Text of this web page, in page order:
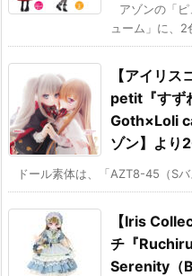
アゾンの「
ューム」に、
【アイリ
petit『すず
Goth×Loli
ゾン】より
ドール素体は、「AZT8-45（S
【Iris
チ『
Serenity（